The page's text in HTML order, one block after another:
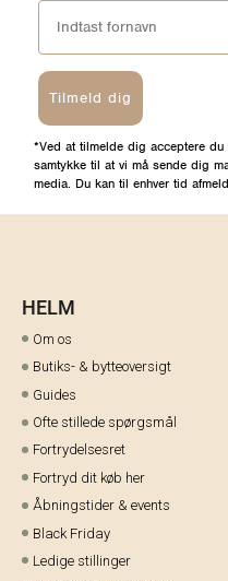
Tilmeld dig
*Ved at tilmelde dig acceptere du
samtykke til at vi må sende dig
media. Du kan til enhver tid
HELM
Om os
Butiks- & bytteoversigt
Guides
Ofte stillede spørgsmål
Fortrydelsesret
Fortryd dit køb her
Åbningstider & events
Black Friday
Ledige stillinger